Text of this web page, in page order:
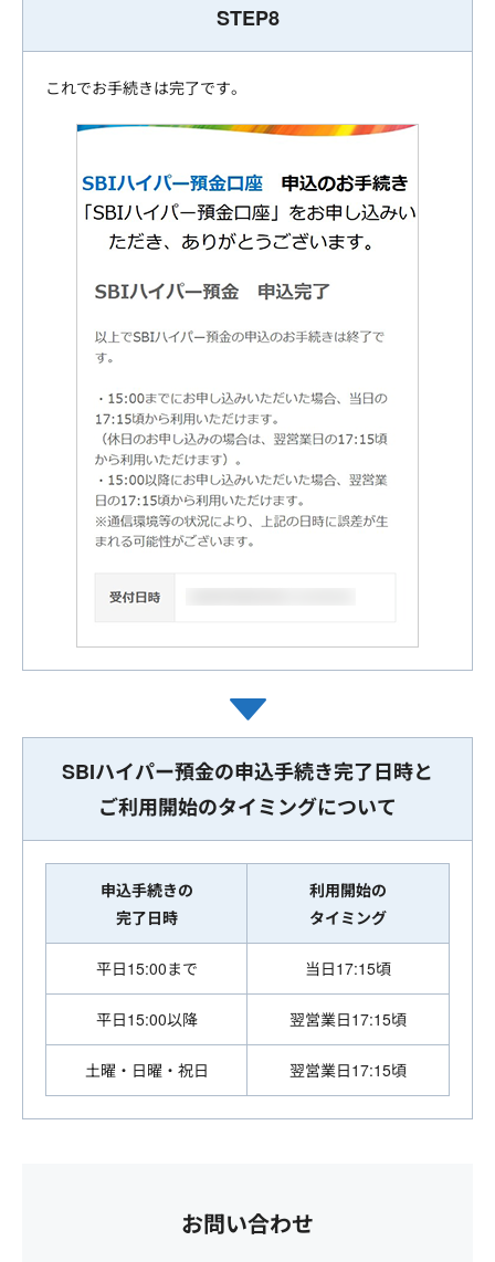
STEP8
これでお手続きは完了です。
SBIハイパー預金の申込手続き完了日時と
ご利用開始のタイミングについて
申込手続きの
完了日時
利用開始の
タイミング
平日15:00まで 当日17:15頃
平日15:00以降 翌営業日17:15頃
土曜・日曜・祝日 翌営業日17:15頃
お問い合わせ